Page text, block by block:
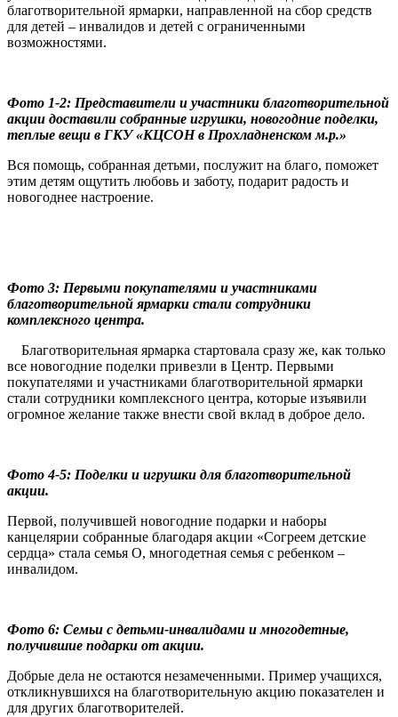
благотворительной ярмарки, направленной на сбор средств
для детей – инвалидов и детей с ограниченными
возможностями.
Фото 1-2: Представители и участники благотворительной
акции доставили собранные игрушки, новогодние поделки,
теплые вещи в ГКУ «КЦСОН в Прохладненском м.р.»
Вся помощь, собранная детьми, послужит на благо, поможет
этим детям ощутить любовь и заботу, подарит радость и
новогоднее настроение.
Фото 3: Первыми покупателями и участниками
благотворительной ярмарки стали сотрудники
комплексного центра.
Благотворительная ярмарка стартовала сразу же, как только
все новогодние поделки привезли в Центр. Первыми
покупателями и участниками благотворительной ярмарки
стали сотрудники комплексного центра, которые изъявили
огромное желание также внести свой вклад в доброе дело.
Фото 4-5: Поделки и игрушки для благотворительной
акции.
Первой, получившей новогодние подарки и наборы
канцелярии собранные благодаря акции «Согреем детские
сердца» стала семья О, многодетная семья с ребенком –
инвалидом.
Фото 6: Семьи с детьми-инвалидами и многодетные,
получившие подарки от акции.
Добрые дела не остаются незамеченными. Пример учащихся,
откликнувшихся на благотворительную акцию показателен и
для других благотворителей.